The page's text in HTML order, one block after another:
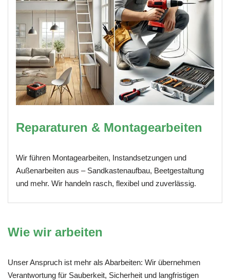
Reparaturen & Montagearbeiten
Wir führen Montagearbeiten, Instandsetzungen und
Außenarbeiten aus – Sandkastenaufbau, Beetgestaltung
und mehr. Wir handeln rasch, flexibel und zuverlässig.
Wie wir arbeiten
Unser Anspruch ist mehr als Abarbeiten: Wir übernehmen
Verantwortung für Sauberkeit, Sicherheit und langfristigen